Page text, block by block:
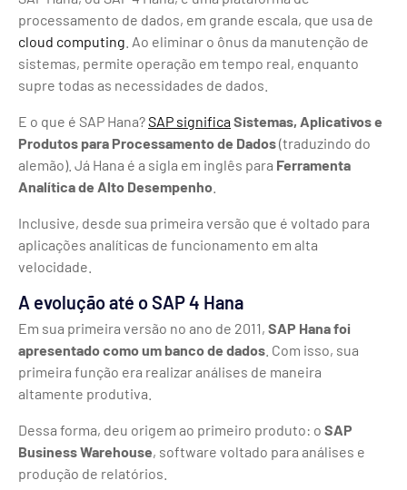
processamento de dados, em grande escala, que usa de
cloud computing . Ao eliminar o ônus da manutenção de
sistemas, permite operação em tempo real, enquanto
supre todas as necessidades de dados.
E o que é SAP Hana?SAP significa Sistemas, Aplicativos e
Produtos para Processamento de Dados(traduzindo do
alemão). Já Hana é a sigla em inglês para Ferramenta
Analítica de Alto Desempenho
Inclusive, desde sua primeira versão que é voltado para
aplicações analíticas de funcionamento em alta
velocidade.
A evolução até o SAP 4 Hana
Em sua primeira versão no ano de 2011, SAP Hana foi
apresentado como um banco de dados . Com isso, sua
primeira função era realizar análises de maneira
altamente produtiva.
Dessa forma, deu origem ao primeiro produto: o SAP
Business Warehouse, software voltado para análises e
produção de relatórios.